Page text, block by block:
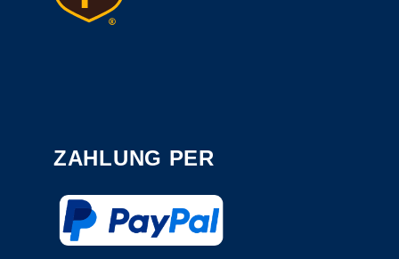
ZAHLUNG PER